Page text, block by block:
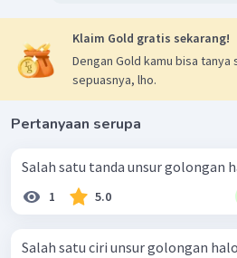
Klaim Gold gratis sekarang!
Dengan Gold kamu bisa tanya
sepuasnya, lho.
Pertanyaan serupa
Salah satu tanda unsur golongan
1 5.0
Salah satu ciri unsur golongan